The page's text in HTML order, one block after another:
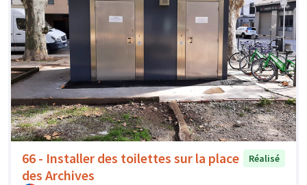
66 - Installer des toilettes sur la place
des Archives
Réalisé